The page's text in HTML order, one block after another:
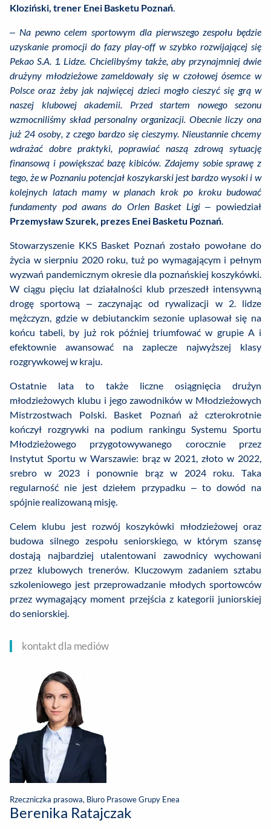
Kloziński, trener Enei Basketu Poznań.
– Na pewno celem sportowym dla pierwszego zespołu będzie
uzyskanie promocji do fazy play-off w szybko rozwijającej się
Pekao S.A. 1. Lidze. Chcielibyśmy także, aby przynajmniej dwie
drużyny młodzieżowe zameldowały się w czołowej ósemce w
Polsce oraz żeby jak najwięcej dzieci mogło cieszyć się grą w
naszej klubowej akademii. Przed startem nowego sezonu
wzmocniliśmy skład personalny organizacji. Obecnie liczy ona
już 24 osoby, z czego bardzo się cieszymy. Nieustannie chcemy
wdrażać dobre praktyki, poprawiać naszą zdrową sytuację
finansową i powiększać bazę kibiców. Zdajemy sobie sprawę z
tego, że w Poznaniu potencjał koszykarski jest bardzo wysoki i w
kolejnych latach mamy w planach krok po kroku budować
fundamenty pod awans do Orlen Basket Ligi– powiedział
Przemysław Szurek, prezes Enei Basketu Poznań.
Stowarzyszenie KKS Basket Poznań zostało powołane do
życia w sierpniu 2020 roku, tuż po wymagającym i pełnym
wyzwań pandemicznym okresie dla poznańskiej koszykówki.
W ciągu pięciu lat działalności klub przeszedł intensywną
drogę sportową – zaczynając od rywalizacji w 2. lidze
mężczyzn, gdzie w debiutanckim sezonie uplasował się na
końcu tabeli, by już rok później triumfować w grupie A i
efektownie awansować na zaplecze najwyższej klasy
rozgrywkowej w kraju.
Ostatnie lata to także liczne osiągnięcia drużyn
młodzieżowych klubu i jego zawodników w Młodzieżowych
Mistrzostwach Polski. Basket Poznań aż czterokrotnie
kończył rozgrywki na podium rankingu Systemu Sportu
Młodzieżowego przygotowywanego corocznie przez
Instytut Sportu w Warszawie: brąz w 2021, złoto w 2022,
srebro w 2023 i ponownie brąz w 2024 roku. Taka
regularność nie jest dziełem przypadku – to dowód na
spójnie realizowaną misję.
Celem klubu jest rozwój koszykówki młodzieżowej oraz
budowa silnego zespołu seniorskiego, w którym szansę
dostają najbardziej utalentowani zawodnicy wychowani
przez klubowych trenerów. Kluczowym zadaniem sztabu
szkoleniowego jest przeprowadzanie młodych sportowców
przez wymagający moment przejścia z kategorii juniorskiej
do seniorskiej.
kontakt dla mediów
Rzeczniczka prasowa, Biuro Prasowe Grupy Enea
Berenika Ratajczak